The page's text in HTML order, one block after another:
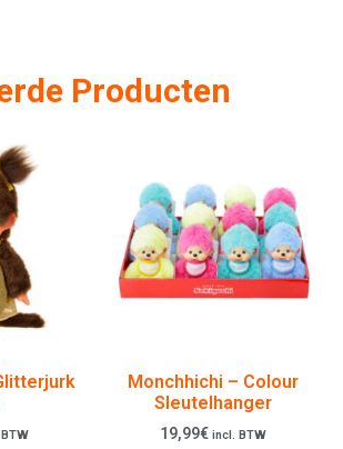
Producten
Monchhichi – Colour
Sleutelhanger
19,99€ incl. BTW